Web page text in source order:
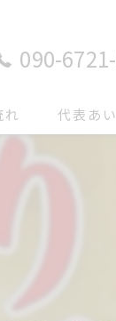
090-
れ 代表あ